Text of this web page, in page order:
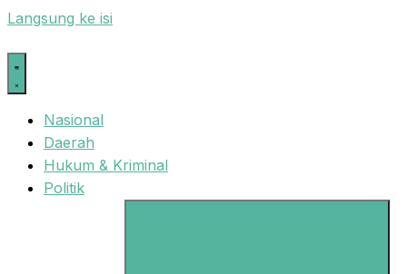
Langsung ke isi
Nasional
Daerah
Hukum & Kriminal
Politik